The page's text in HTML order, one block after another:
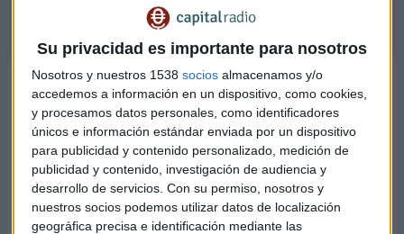
Su privacidad es importante para nosotros
Nosotros y nuestros 1538 socios almacenamos y/o
accedemos a información en un dispositivo, como cookies,
y procesamos datos personales, como identificadores
únicos e información estándar enviada por un dispositivo
para publicidad y contenido personalizado, medición de
publicidad y contenido, investigación de audiencia y
desarrollo de servicios. Con su permiso, nosotros y
nuestros socios podemos utilizar datos de localización
geográfica precisa e identificación mediante las
Liquidez a los bancos
En los últimos días, las voces y las críticas crecían al ritmo
del dinero que reciben los bancos para prestar dinero.
"Estamos proporcionando liquidez en condiciones
ultrafavorablespara que se traslade al conjunto de la
actividad económica", asegura Guindos a Luis Vicente
Muñoz en Capital, la Bolsa y la Vida.